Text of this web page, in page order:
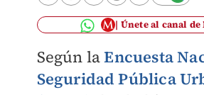
Únete al canal
Según laEncuesta
Seguridad Pública